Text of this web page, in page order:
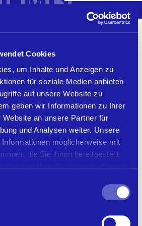
Cookies
um Inhalte und Anzeigen zu
für soziale Medien anbieten
auf unsere Website zu
geben wir Informationen zu Ihrer
Website an unsere Partner für
und Analysen weiter. Unsere
möglicherweise mit
die Sie ihnen bereitgestellt